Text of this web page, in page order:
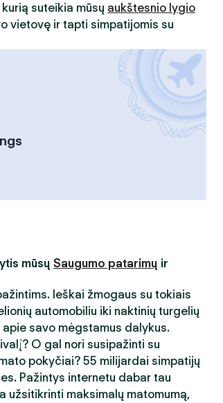
kurią suteikia mūsų aukštesnio lygio
vietovę ir tapti simpatijomis su
mūsų Saugumo patarimų ir
Ieškai žmogaus su tokiais
automobiliu iki naktinių turgelių
savo mėgstamus dalykus.
O gal nori susipažinti su
pokyčiai? 55 milijardai simpatijų
Pažintys internetu dabar tau
užsitikrinti maksimalų matomumą,